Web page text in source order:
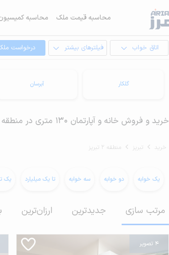
محاسبه قیمت ملک محاسبه
اتاق خواب فیلترهای بیشتر درخواست
گلکار آبرسان
خرید و فروش خانه و آپارتمان 130 متری در منطقه 2 تبریز
خرید تبریز منطقه 2 تبریز
یک خوابه دو خوابه سه خوابه تا یک میلیارد یک
مرتب سازی جدیدترین ارزان‌ترین
4 تصویر